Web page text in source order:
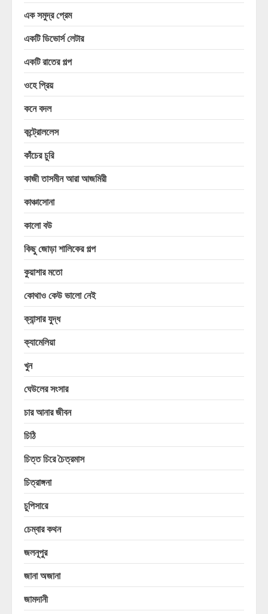
এক সমুদ্র প্রেম
একটি ডিভোর্স লেটার
একটি রাতের গল্প
ওহে প্রিয়
কনে বদল
কন্ট্রোললেস
কাঁচের চুরি
কাজী তাসমীন আরা আজমিরী
কাঞ্চাসোনা
কালো বউ
কিছু জোড়া শালিকের গল্প
কুয়াশার মতো
কোথাও কেউ ভালো নেই
ক্যান্সার যুদ্ধ
ক্যামেলিয়া
খুন
ঘেউলের সংসার
চার আনার জীবন
চিঠি
চিত্ত চিরে চৈত্রমাস
চিত্রাঙ্গনা
চুপিসারে
চেম্বার কথন
জলনূপুর
জানা অজানা
জামদানী